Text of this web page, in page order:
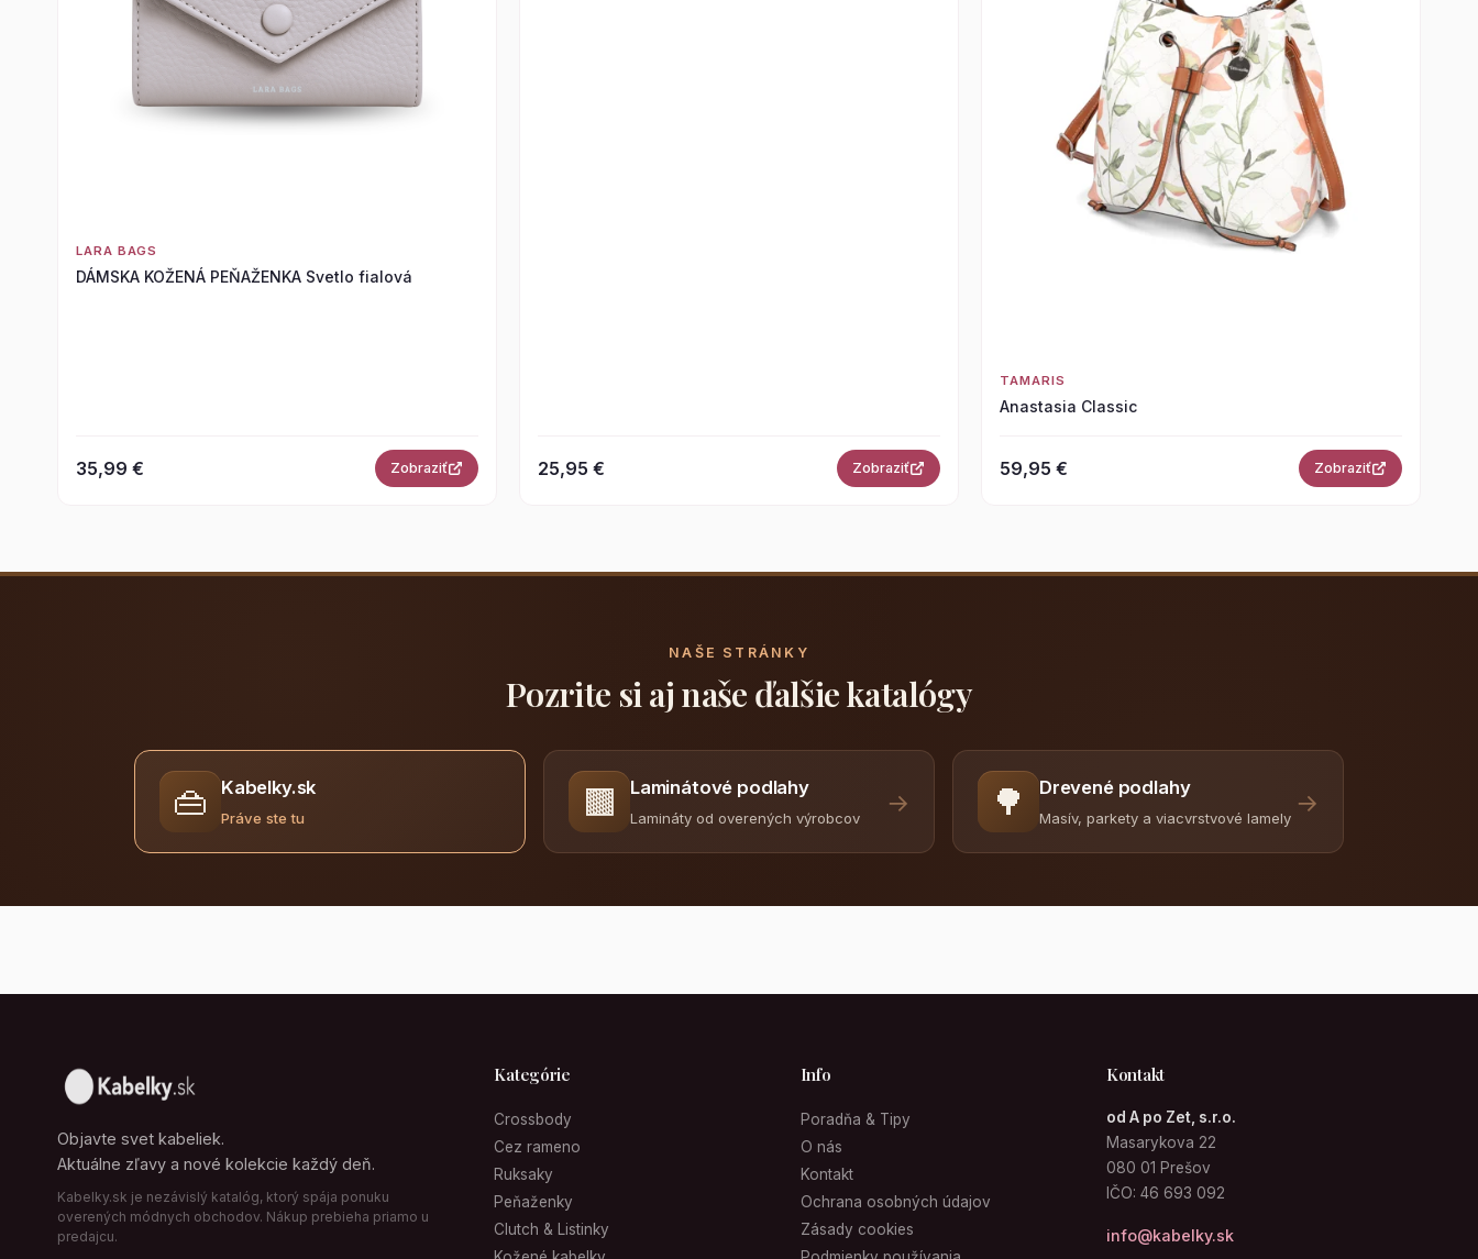
LARA BAGS
DÁMSKA KOŽENÁ PEŇAŽENKA Svetlo fialová
35,99 € Zobraziť 25,95 € Zobraziť
TAMARIS
Anastasia Classic
59,95 € Zobraziť
NAŠE STRÁNKY
Pozrite si aj naše ďalšie katalógy
👜 Kabelky.sk
Práve ste tu 🟫 Laminátové podlahy
Lamináty od overených výrobcov
→ 🌳 Drevené podlahy
Masív, parkety a viacvrstvové lamely
→
Objavte svet kabeliek.
Aktuálne zľavy a nové kolekcie každý deň.
Kabelky.sk je nezávislý katalóg, ktorý spája ponuku
overených módnych obchodov. Nákup prebieha priamo u
predajcu.
Kategórie
Crossbody
Cez rameno
Ruksaky
Peňaženky
Clutch & Listinky
Info
Poradňa & Tipy
O nás
Kontakt
Ochrana osobných údajov
Zásady cookies
Kontakt
od A po Zet, s.r.o.
Masarykova 22
080 01 Prešov
IČO: 46 693 092
info@kabelky.sk